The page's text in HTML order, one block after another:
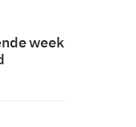
week